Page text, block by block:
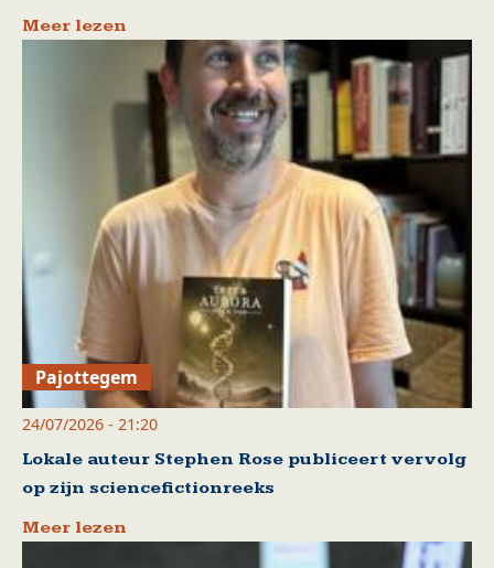
Meer lezen
Pajottegem
24/07/2026 - 21:20
Lokale auteur Stephen Rose publiceert vervolg
op zijn sciencefictionreeks
Meer lezen